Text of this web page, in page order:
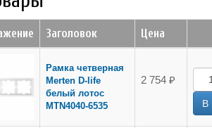
Заголовок Цена
Рамка четверная
Merten D-life
белый лотос
MTN4040-6535
2 754 ₽